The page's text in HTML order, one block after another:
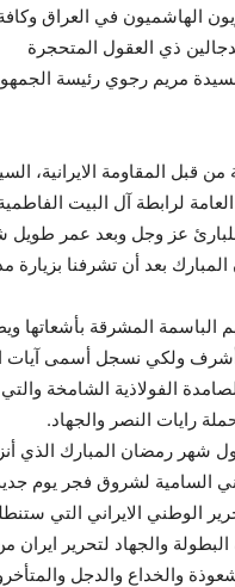
الهاشميون في العراق
ذي العقول المتحجرة
مريم رجوي رئيسة
قبل المقاومة الايرانية،
العامة لرابطة آل البيت
عز وجل وبعد عمر طويل
بعد أن تشرفنا بزيارة
المشرقة بأشعاتها
أشرف ولكي نسجل أسمى آيات
الفولاذية الشامخة
رايات النصر والجهاد.
شهر رمضان المبارك الذي
السامية لشروق فجر يوم
الوطني الايراني التي
والجهاد لتحرير
والخداع والدجل